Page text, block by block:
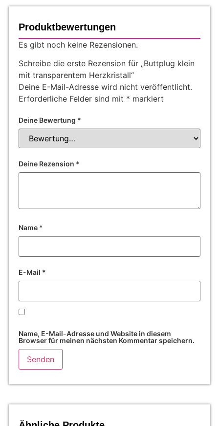
Produktbewertungen
Es gibt noch keine Rezensionen.
Schreibe die erste Rezension für „Buttplug klein
mit transparentem Herzkristall“
Deine E-Mail-Adresse wird nicht veröffentlicht.
Erforderliche Felder sind mit * markiert
Deine Bewertung *
Deine Rezension *
Name *
E-Mail *
Name, E-Mail-Adresse und Website in diesem
Browser für meinen nächsten Kommentar speichern.